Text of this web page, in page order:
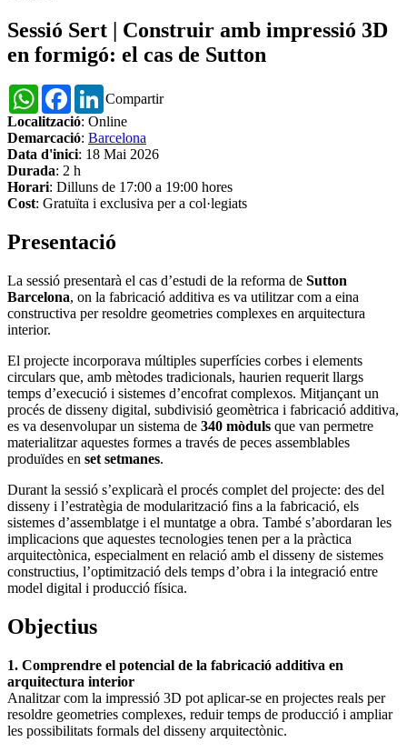
Sessió Sert | Construir amb impressió 3D
en formigó: el cas de Sutton
Compartir
WhatsAppFacebookLinkedIn
Localització: Online
Demarcació: Barcelona
Data d'inici: 18 Mai 2026
Durada: 2 h
Horari: Dilluns de 17:00 a 19:00 hores
Cost: Gratuïta i exclusiva per a col·legiats
Presentació
La sessió presentarà el cas d’estudi de la reforma de Sutton
Barcelona, on la fabricació additiva es va utilitzar com a eina
constructiva per resoldre geometries complexes en arquitectura
interior.
El projecte incorporava múltiples superfícies corbes i elements
circulars que, amb mètodes tradicionals, haurien requerit llargs
temps d’execució i sistemes d’encofrat complexos. Mitjançant un
procés de disseny digital, subdivisió geomètrica i fabricació additiva,
es va desenvolupar un sistema de 340 mòduls que van permetre
materialitzar aquestes formes a través de peces assemblables
produïdes en set setmanes.
Durant la sessió s’explicarà el procés complet del projecte: des del
disseny i l’estratègia de modularització fins a la fabricació, els
sistemes d’assemblatge i el muntatge a obra. També s’abordaran les
implicacions que aquestes tecnologies tenen per a la pràctica
arquitectònica, especialment en relació amb el disseny de sistemes
constructius, l’optimització dels temps d’obra i la integració entre
model digital i producció física.
Objectius
1. Comprendre el potencial de la fabricació additiva en
arquitectura interior
Analitzar com la impressió 3D pot aplicar-se en projectes reals per
resoldre geometries complexes, reduir temps de producció i ampliar
les possibilitats formals del disseny arquitectònic.